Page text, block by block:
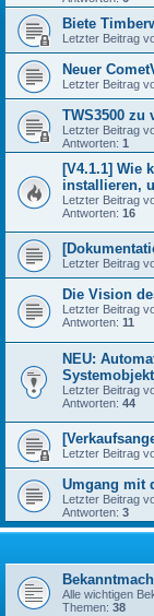
Biete
Letzter Beitrag
Neuer
Letzter Beitrag
TWS3500 zu
Letzter Beitrag
Antworten: 1
[V4.1.1] Wie
installieren,
Letzter Beitrag
Antworten: 16
Letzter Beitrag
Die Vision
Letzter Beitrag
Antworten: 11
NEU:
Systemobjekt
Letzter Beitrag
Antworten: 44
Letzter Beitrag
Umgang mit
Letzter Beitrag
Antworten: 3
Alle wichtigen
Themen: 38